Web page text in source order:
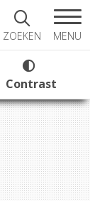
ZOEKEN MENU
Contrast